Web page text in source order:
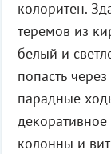
колоритен.
теремов из
белый и
попасть
парадные
колонны и